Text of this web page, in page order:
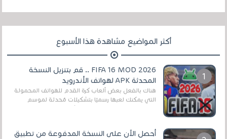
أكثر المواضيع مشاهدة هذا الأسبوع
FIFA 16 MOD 2026 .. قم بتنزيل النسخة
المحدثة APK لهواتف الأندرويد
هناك بالفعل بعض ألعاب كرة القدم للهواتف المحمولة
التي يمكنك لعبها رسميًا بتشكيلات مُحدثة لموسم
أحصل الآن على النسخة المدفوعة من تطبيق